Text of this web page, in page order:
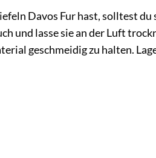
Davos Fur hast, solltest du
und lasse sie an der Luft
geschmeidig zu halten.